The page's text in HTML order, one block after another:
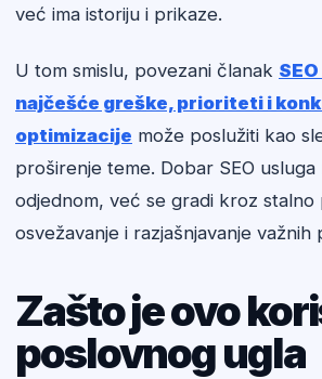
već ima istoriju i prikaze.
U tom smislu, povezani članak
najčešće greške, prioriteti i
optimizacije može poslužiti kao
proširenje teme. Dobar SEO usluga
odjednom, već se gradi kroz stalno
osvežavanje i razjašnjavanje važnih
Zašto je ovo
poslovnog ugla